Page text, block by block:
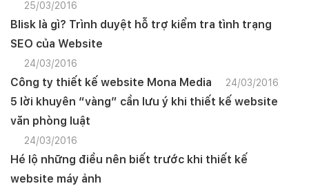
25/03/2016
Blisk là gì? Trình duyệt hỗ trợ kiểm tra tình trạng
SEO của Website
24/03/2016
Công ty thiết kế website Mona Media 24/03/2016
5 lời khuyên “vàng” cần lưu ý khi thiết kế website
văn phòng luật
24/03/2016
Hé lộ những điều nên biết trước khi thiết kế
website máy ảnh